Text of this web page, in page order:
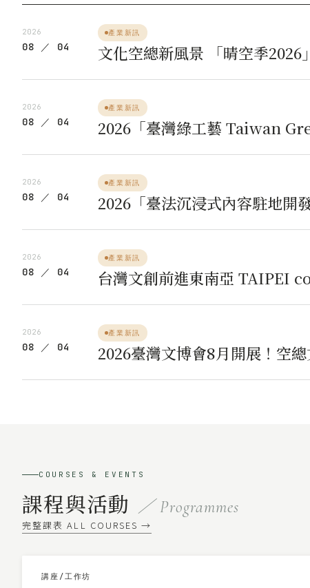
2026
08 ／ 04
產業新訊
文化空總新風景 「晴空季2026
2026
08 ／ 04
產業新訊
2026「臺灣綠工藝 Taiwan
2026
08 ／ 04
產業新訊
2026「臺法沉浸式內容駐地開
2026
08 ／ 04
產業新訊
台灣文創前進東南亞 TAIPEI
2026
08 ／ 04
產業新訊
2026臺灣文博會8月開展！空
COURSES & EVENTS
課程與活動 ／ Programmes
完整課表 ALL COURSES →
講座/工作坊